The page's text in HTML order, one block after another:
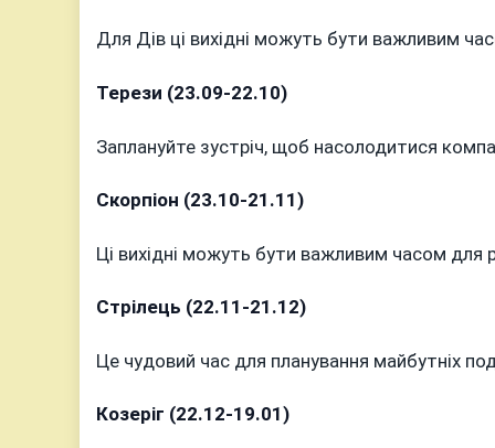
Для Дів ці вихідні можуть бути важливим
Терези (23.09-22.10)
Заплануйте зустріч, щоб насолодитися
Скорпіон (23.10-21.11)
Ці вихідні можуть бути важливим часом для
Стрілець (22.11-21.12)
Це чудовий час для планування майбутніх
Козеріг (22.12-19.01)